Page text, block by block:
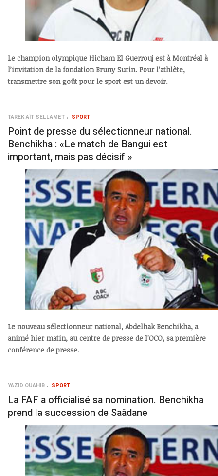
Le champion olympique Hicham El Guerrouj est à Montréal à
l’invitation de la fondation Bruny Surin. Pour l’athlète,
transmettre son goût pour le sport est un devoir.
TAREK AÏT SELLAMET SPORT
Point de presse du sélectionneur national.
Benchikha : «Le match de Bangui est
important, mais pas décisif »
Le nouveau sélectionneur national, Abdelhak Benchikha, a
animé hier matin, au centre de presse de l'OCO, sa première
conférence de presse.
YAZID OUAHIB SPORT
La FAF a officialisé sa nomination. Benchikha
prend la succession de Saâdane